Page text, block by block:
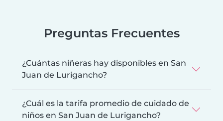
Preguntas Frecuentes
¿Cuántas niñeras hay disponibles en San
Juan de Lurigancho?
¿Cuál es la tarifa promedio de cuidado de
niños en San Juan de Lurigancho?